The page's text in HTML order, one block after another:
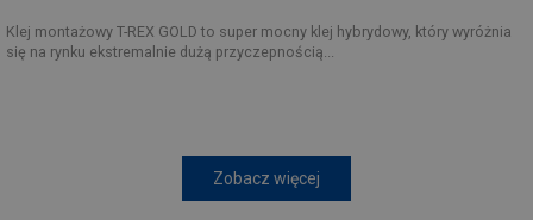
Klej montażowy T-REX GOLD to super mocny klej hybrydowy, który wyróżnia
się na rynku ekstremalnie dużą przyczepnością...
Zobacz więcej